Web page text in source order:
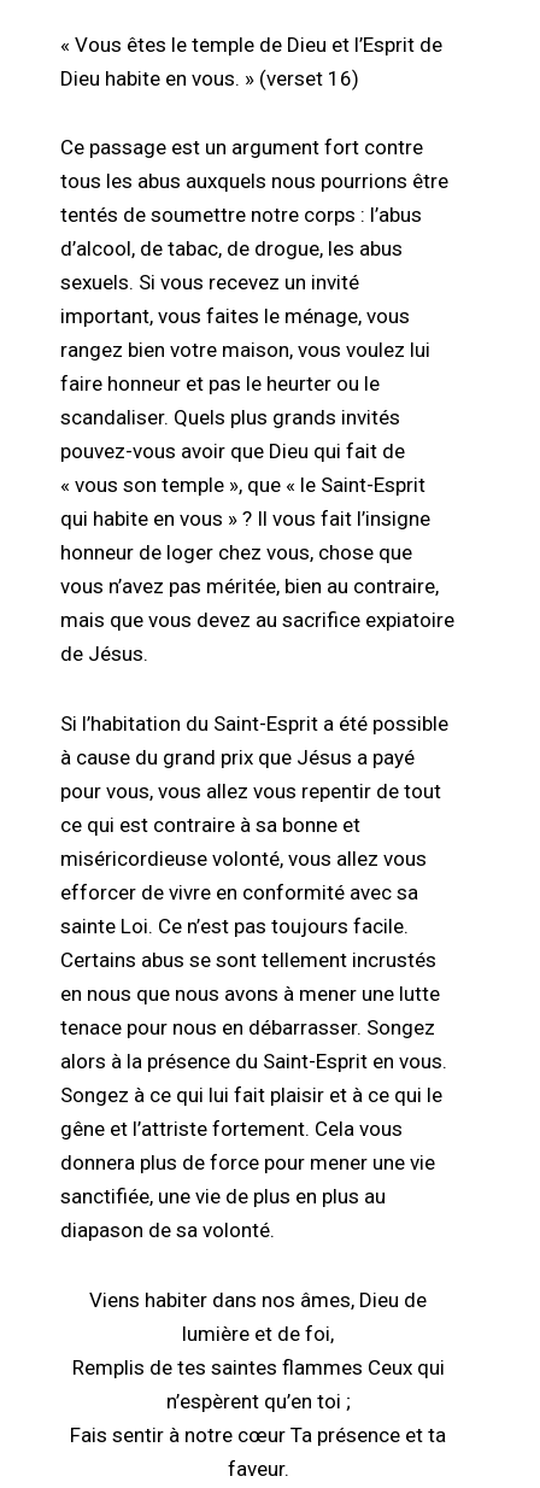
« Vous êtes le temple de Dieu et l’Esprit de
Dieu habite en vous. » (verset 16)
Ce passage est un argument fort contre
tous les abus auxquels nous pourrions être
tentés de soumettre notre corps : l’abus
d’alcool, de tabac, de drogue, les abus
sexuels. Si vous recevez un invité
important, vous faites le ménage, vous
rangez bien votre maison, vous voulez lui
faire honneur et pas le heurter ou le
scandaliser. Quels plus grands invités
pouvez-vous avoir que Dieu qui fait de
« vous son temple », que « le Saint-Esprit
qui habite en vous » ? Il vous fait l’insigne
honneur de loger chez vous, chose que
vous n’avez pas méritée, bien au contraire,
mais que vous devez au sacrifice expiatoire
de Jésus.
Si l’habitation du Saint-Esprit a été possible
à cause du grand prix que Jésus a payé
pour vous, vous allez vous repentir de tout
ce qui est contraire à sa bonne et
miséricordieuse volonté, vous allez vous
efforcer de vivre en conformité avec sa
sainte Loi. Ce n’est pas toujours facile.
Certains abus se sont tellement incrustés
en nous que nous avons à mener une lutte
tenace pour nous en débarrasser. Songez
alors à la présence du Saint-Esprit en vous.
Songez à ce qui lui fait plaisir et à ce qui le
gêne et l’attriste fortement. Cela vous
donnera plus de force pour mener une vie
sanctifiée, une vie de plus en plus au
diapason de sa volonté.
Viens habiter dans nos âmes, Dieu de
lumière et de foi,
Remplis de tes saintes flammes Ceux qui
n’espèrent qu’en toi ;
Fais sentir à notre cœur Ta présence et ta
faveur.